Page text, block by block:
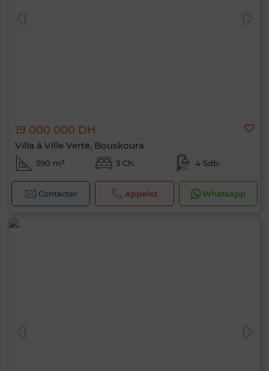
19 000 000 DH
Villa à Ville Verte, Bouskoura
590 m² 3 Ch. 4 Sdb.
Contacter Appelez WhatsApp